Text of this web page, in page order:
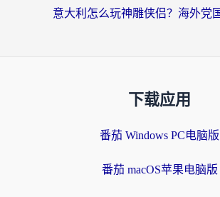
下载应用
番茄 Windows PC电脑版
番茄 macOS苹果电脑版